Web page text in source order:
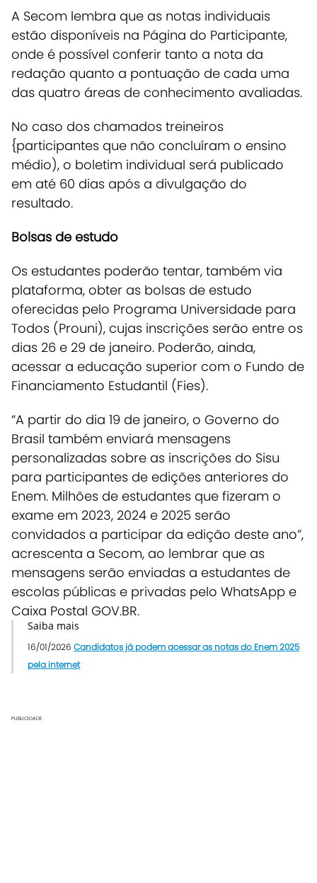
A Secom lembra que as notas individuais
estão disponíveis na Página do Participante,
onde é possível conferir tanto a nota da
redação quanto a pontuação de cada uma
das quatro áreas de conhecimento avaliadas.
No caso dos chamados treineiros
{participantes que não concluíram o ensino
médio), o boletim individual será publicado
em até 60 dias após a divulgação do
resultado.
Bolsas de estudo
Os estudantes poderão tentar, também via
plataforma, obter as bolsas de estudo
oferecidas pelo Programa Universidade para
Todos (Prouni), cujas inscrições serão entre os
dias 26 e 29 de janeiro. Poderão, ainda,
acessar a educação superior com o Fundo de
Financiamento Estudantil (Fies).
“A partir do dia 19 de janeiro, o Governo do
Brasil também enviará mensagens
personalizadas sobre as inscrições do Sisu
para participantes de edições anteriores do
Enem. Milhões de estudantes que fizeram o
exame em 2023, 2024 e 2025 serão
convidados a participar da edição deste ano”,
acrescenta a Secom, ao lembrar que as
mensagens serão enviadas a estudantes de
escolas públicas e privadas pelo WhatsApp e
Caixa Postal GOV.BR.
Saiba mais
16/01/2026 Candidatos já podem acessar as notas do Enem 2025
pela internet
PUBLICIDADE